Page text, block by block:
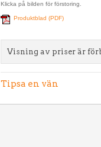
Klicka på bilden för förstoring.
Produktblad (PDF)
Visning av priser är
Tipsa en vän